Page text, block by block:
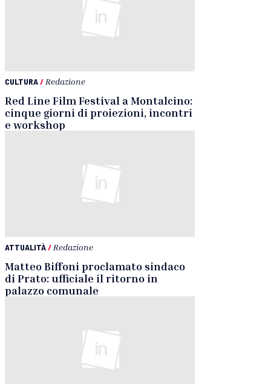
CULTURA/ Redazione
Red Line Film Festival a Montalcino:
cinque giorni di proiezioni, incontri
e workshop
ATTUALITÀ/ Redazione
Matteo Biffoni proclamato sindaco
di Prato: ufficiale il ritorno in
palazzo comunale